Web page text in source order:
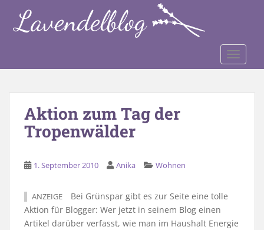
Aktion zum Tag der
Tropenwälder
1. September 2010 Anika Wohnen
ANZEIGE
Bei Grünspar gibt es zur Seite eine tolle
Aktion für Blogger: Wer jetzt in seinem Blog einen
Artikel darüber verfasst, wie man im Haushalt Energie